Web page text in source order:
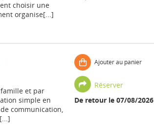
choisir une
organise[...]
et par
simple en
communication,
Ajouter au panier
Réserver
De retour le 07/08/2026